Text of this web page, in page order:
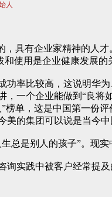
人
，具有企业家精神的人
使用是企业健康发展的
功率比较高，这说明华
，一个企业能做到“良
榜单，这是中国第一份
的集团可以说是当今中
总是别人的孩子”。现
询实践中被客户经常提